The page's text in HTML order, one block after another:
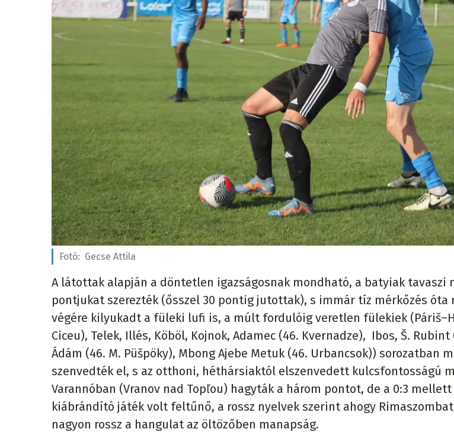
Fotó: Gecse Attila
A látottak alapján a döntetlen igazságosnak mondható, a batyiak tavaszi
pontjukat szerezték (ősszel 30 pontig jutottak), s immár tíz mérkőzés óta
végére kilyukadt a füleki lufi is, a múlt fordulóig veretlen fülekiek
Ciceu), Telek, Illés, Köböl, Kojnok, Adamec (46. Kvernadze), Ibos, Š. Rubint
Ádám (46. M. Püšpöky), Mbong Ajebe Metuk (46. Urbancsok)) sorozatban
szenvedték el, s az otthoni, héthársiaktól elszenvedett kulcsfontosságú
Varannóban (Vranov nad Topľou) hagyták a három pontot, de a 0:3
kiábrándító játék volt feltűnő, a rossz nyelvek szerint ahogy
nagyon rossz a hangulat az öltözőben manapság.